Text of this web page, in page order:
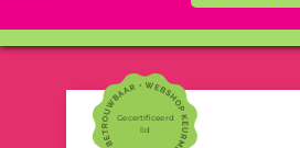
Gecertificeerd
lid